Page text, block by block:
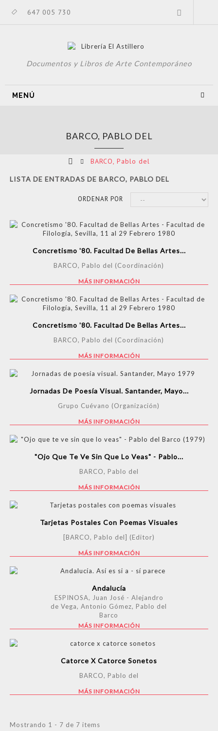
647 005 730
Documentos y Libros de Arte Contemporáneo
MENÚ
BARCO, PABLO DEL
BARCO, Pablo del
LISTA DE ENTRADAS DE BARCO, PABLO DEL
ORDENAR POR
Concretismo '80. Facultad De Bellas Artes...
BARCO, Pablo del (Coordinación)
MÁS INFORMACIÓN
Concretismo '80. Facultad De Bellas Artes...
BARCO, Pablo del (Coordinación)
MÁS INFORMACIÓN
Jornadas De Poesía Visual. Santander, Mayo...
Grupo Cuévano (Organización)
MÁS INFORMACIÓN
"Ojo Que Te Ve Sin Que Lo Veas" - Pablo...
BARCO, Pablo del
MÁS INFORMACIÓN
Tarjetas Postales Con Poemas Visuales
[BARCO, Pablo del] (Editor)
MÁS INFORMACIÓN
Andalucía
ESPINOSA, Juan José - Alejandro
de Vega, Antonio Gómez, Pablo del
Barco
MÁS INFORMACIÓN
Catorce X Catorce Sonetos
BARCO, Pablo del
MÁS INFORMACIÓN
Mostrando 1 - 7 de 7 items